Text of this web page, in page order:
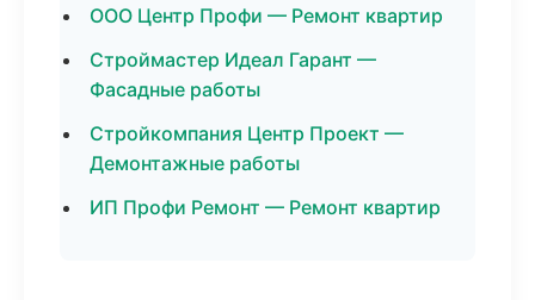
ООО Центр Профи — Ремонт квартир
Строймастер Идеал Гарант —
Фасадные работы
Стройкомпания Центр Проект —
Демонтажные работы
ИП Профи Ремонт — Ремонт квартир